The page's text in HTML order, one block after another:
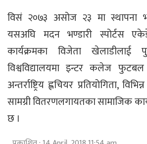
विसं २०७३ असोज २३ मा स्थापना
यसअघि मदन भण्डारी स्पोर्टस
कार्यक्रमका विजेता खेलाडीलाई
विश्वविद्यालयमा इन्टर कलेज फुटबल
अन्तर्राष्ट्रिय ह्लचियर प्रतियोगिता,
सामग्री वितरणलगायतका सामाजिक
छ ।